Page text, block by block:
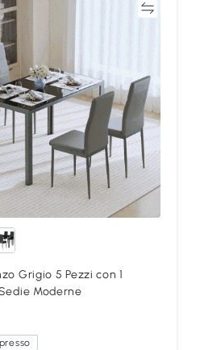
Grigio 5 Pezzi con 1
Moderne